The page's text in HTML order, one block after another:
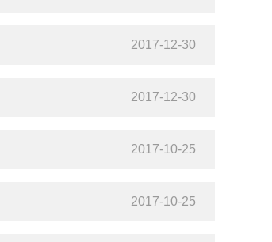
2017-12-30
2017-12-30
2017-10-25
2017-10-25